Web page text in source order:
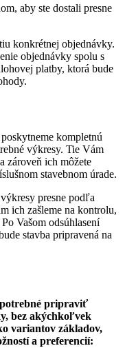
aby ste dostali presne
konkrétnej objednávky.
objednávky spolu s
platby, ktorá bude
kompletnú
výkresy. Tie Vám
zároveň ich môžete
stavebnom úrade.
presne podľa
ich zašleme na kontrolu,
Vašom odsúhlasení
stavba pripravená na
pripraviť
bez akýchkoľvek
variantov základov,
a preferencií: